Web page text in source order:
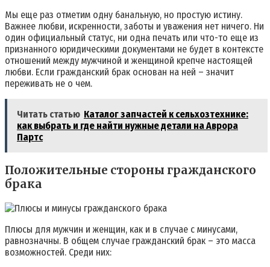
Мы еще раз отметим одну банальную, но простую истину.
Важнее любви, искренности, заботы и уважения нет ничего. Ни
один официальный статус, ни одна печать или что-то еще из
признанного юридическими документами не будет в контексте
отношений между мужчиной и женщиной крепче настоящей
любви. Если гражданский брак основан на ней – значит
переживать не о чем.
Читать статью Каталог запчастей к сельхозтехнике:
как выбрать и где найти нужные детали на Аврора
Партс
Положительные стороны гражданского
брака
Плюсы для мужчин и женщин, как и в случае с минусами,
равнозначны. В общем случае гражданский брак – это масса
возможностей. Среди них: